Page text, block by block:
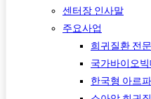
센터장 인사말
주요사업
희귀질환 전
국가바이오
한국형 아르